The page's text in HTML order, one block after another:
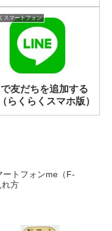
スマートフォン
友だちを追加する
らくらくスマホ版）
ートフォンme（F-
方